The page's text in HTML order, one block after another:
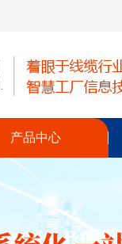
产品中心